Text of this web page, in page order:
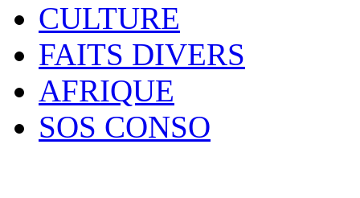
CULTURE
FAITS DIVERS
AFRIQUE
SOS CONSO